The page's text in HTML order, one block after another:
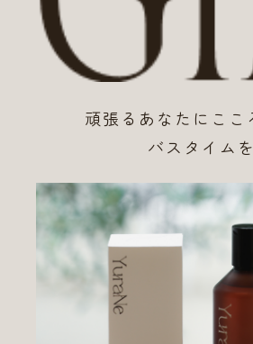
頑張るあなたにここ
バスタイムを